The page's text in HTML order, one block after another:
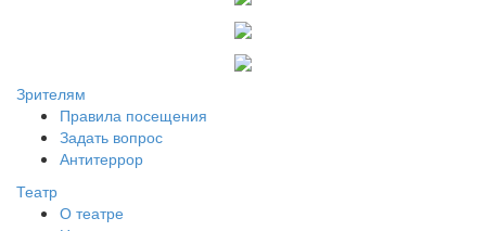
Зрителям
Правила посещения
Задать вопрос
Антитеррор
Театр
О театре